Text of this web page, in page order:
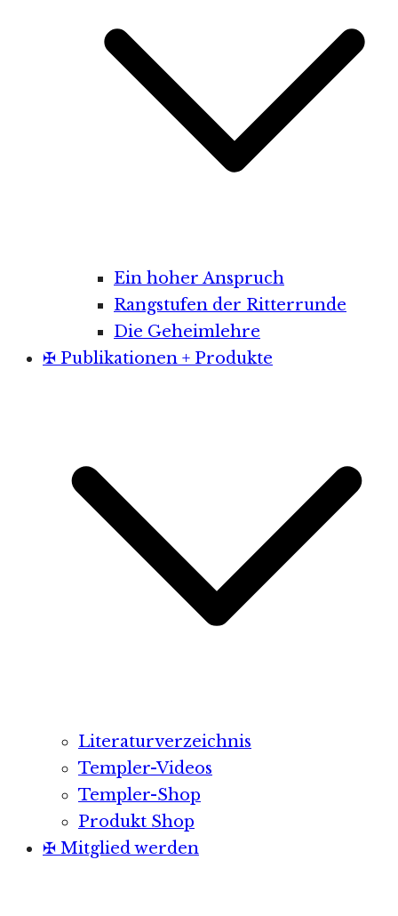
Ein hoher Anspruch
Rangstufen der Ritterrunde
Die Geheimlehre
✠ Publikationen + Produkte
Literaturverzeichnis
Templer-Videos
Templer-Shop
Produkt Shop
✠ Mitglied werden